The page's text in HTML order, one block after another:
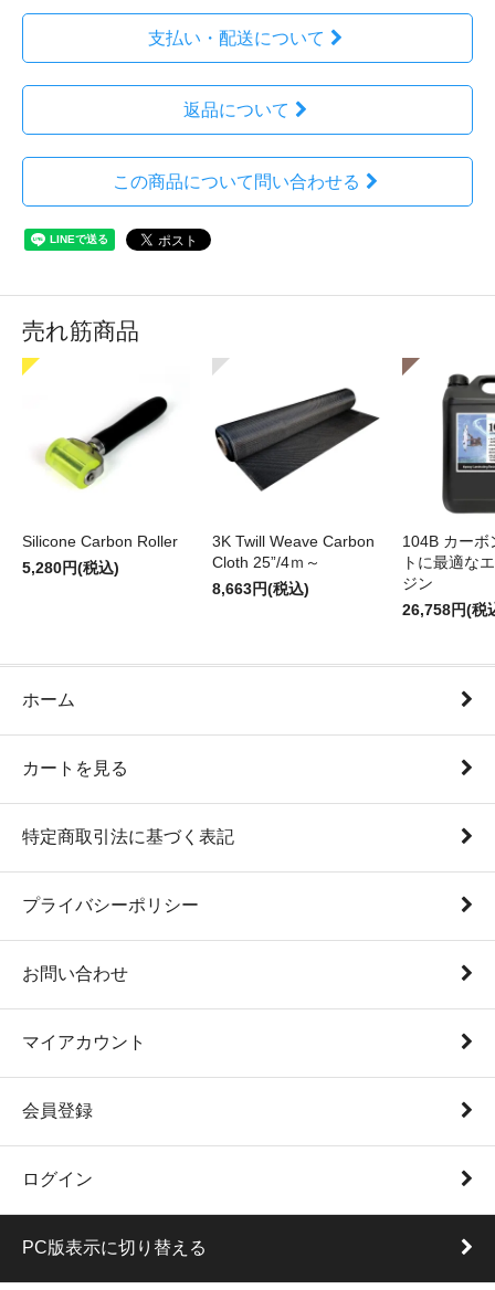
支払い・配送について
返品について
この商品について問い合わせる
売れ筋商品
Silicone Carbon Roller
5,280円(税込)
3K Twill Weave Carbon
Cloth 25”/4ｍ～
8,663円(税込)
104B カーボ
トに最適な
ジン
26,758円(税
ホーム
カートを見る
特定商取引法に基づく表記
プライバシーポリシー
お問い合わせ
マイアカウント
会員登録
ログイン
PC版表示に切り替える